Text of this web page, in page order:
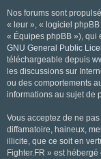
Nos forums sont
« leur », « logiciel
« Équipes phpBB »), qui
GNU General Public
téléchargeable depuis
les discussions sur
ou des comportements
informations au sujet de
Vous acceptez de ne
diffamatoire, haineux,
illicite, que ce soit en
Fighter.FR » est